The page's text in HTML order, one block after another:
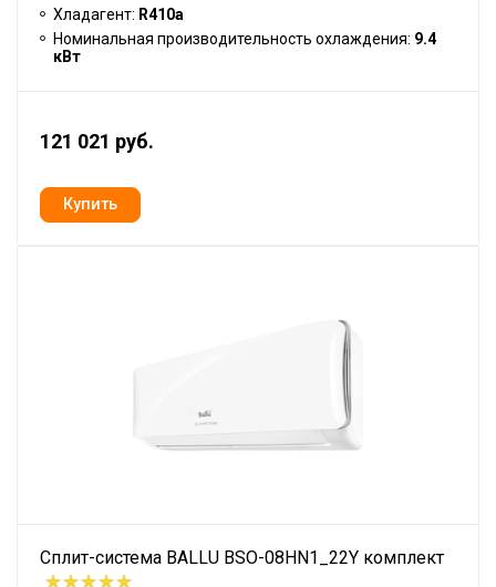
Хладагент: R410a
Номинальная производительность охлаждения: 9.4
кВт
121 021 руб.
Сплит-система BALLU BSO-08HN1_22Y комплект